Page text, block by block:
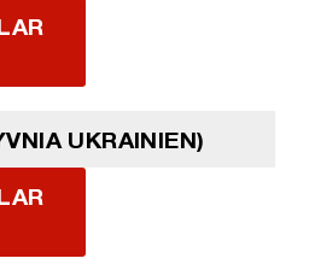
UKRAINIEN)